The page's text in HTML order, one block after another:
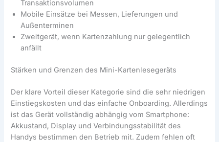
Transaktionsvolumen
Mobile Einsätze bei Messen, Lieferungen und
Außenterminen
Zweitgerät, wenn Kartenzahlung nur gelegentlich
anfällt
Stärken und Grenzen des Mini-Kartenlesegeräts
Der klare Vorteil dieser Kategorie sind die sehr niedrigen
Einstiegskosten und das einfache Onboarding. Allerdings
ist das Gerät vollständig abhängig vom Smartphone:
Akkustand, Display und Verbindungsstabilität des
Handys bestimmen den Betrieb mit. Zudem fehlen oft